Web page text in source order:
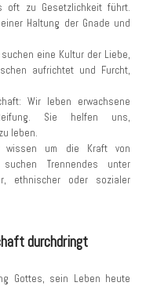
oft zu Gesetzlichkeit führt.
Haltung der Gnade und
eine Kultur der Liebe,
aufrichtet und Furcht,
Wir leben erwachsene
Sie helfen uns,
leben.
wissen um die Kraft von
Trennendes unter
ethnischer oder sozialer
durchdringt
Gottes, sein Leben heute